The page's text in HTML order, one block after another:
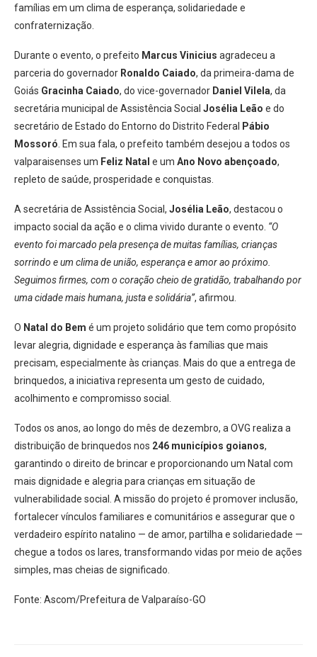
famílias em um clima de esperança, solidariedade e
confraternização.
Durante o evento, o prefeito Marcus Vinicius agradeceu a
parceria do governador Ronaldo Caiado, da primeira-dama de
Goiás Gracinha Caiado, do vice-governador Daniel Vilela, da
secretária municipal de Assistência Social Josélia Leão e do
secretário de Estado do Entorno do Distrito Federal
Pábio
Mossoró . Em sua fala, o prefeito também desejou a todos os
valparaisenses um Feliz Natal e um Ano Novo abençoado,
repleto de saúde, prosperidade e conquistas.
A secretária de Assistência Social, Josélia Leão, destacou o
impacto social da ação e o clima vivido durante o evento. “O
evento foi marcado pela presença de muitas famílias, crianças
sorrindo e um clima de união, esperança e amor ao próximo.
Seguimos firmes, com o coração cheio de gratidão, trabalhando por
uma cidade mais humana, justa e solidária”, afirmou.
O Natal do Bem é um projeto solidário que tem como propósito
levar alegria, dignidade e esperança às famílias que mais
precisam, especialmente às crianças. Mais do que a entrega de
brinquedos, a iniciativa representa um gesto de cuidado,
acolhimento e compromisso social.
Todos os anos, ao longo do mês de dezembro, a OVG realiza a
distribuição de brinquedos nos 246 municípios goianos,
garantindo o direito de brincar e proporcionando um Natal com
mais dignidade e alegria para crianças em situação de
vulnerabilidade social. A missão do projeto é promover inclusão,
fortalecer vínculos familiares e comunitários e assegurar que o
verdadeiro espírito natalino — de amor, partilha e solidariedade —
chegue a todos os lares, transformando vidas por meio de ações
simples, mas cheias de significado.
Fonte: Ascom/Prefeitura de Valparaíso-GO